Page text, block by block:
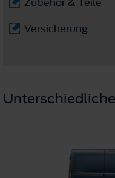
Versicherung